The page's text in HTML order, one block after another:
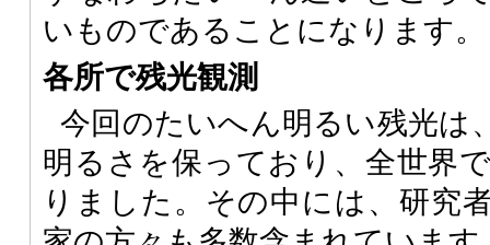
いものであることになります。
各所で残光観測
今回のたいへん明るい残光は
明るさを保っており、全世界
りました。その中には、研究